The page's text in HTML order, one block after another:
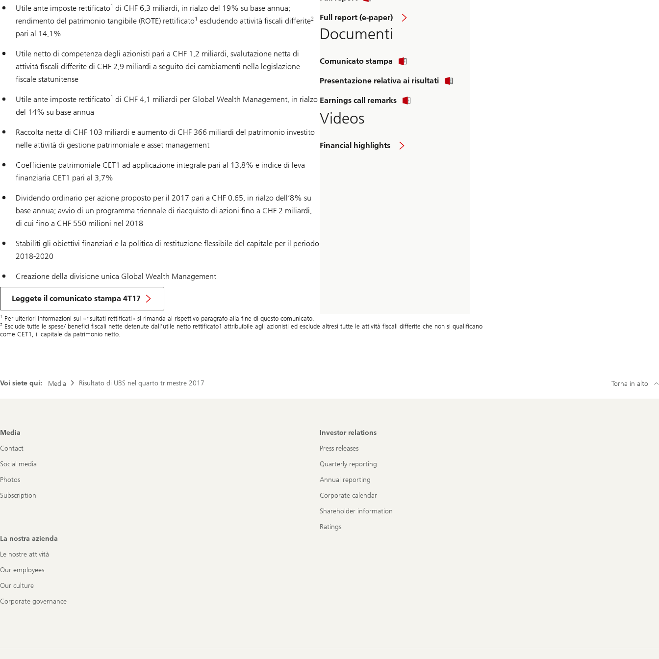
Utile ante imposte rettificato1 di CHF 6,3 miliardi, in rialzo del 19% su base annua;
rendimento del patrimonio tangibile (ROTE) rettificato1 escludendo attività fiscali differite2
pari al 14,1%
Utile netto di competenza degli azionisti pari a CHF 1,2 miliardi, svalutazione netta di
attività fiscali differite di CHF 2,9 miliardi a seguito dei cambiamenti nella legislazione
fiscale statunitense
Utile ante imposte rettificato1 di CHF 4,1 miliardi per Global Wealth Management, in rialzo
del 14% su base annua
Raccolta netta di CHF 103 miliardi e aumento di CHF 366 miliardi del patrimonio investito
nelle attività di gestione patrimoniale e asset management
Coefficiente patrimoniale CET1 ad applicazione integrale pari al 13,8% e indice di leva
finanziaria CET1 pari al 3,7%
Dividendo ordinario per azione proposto per il 2017 pari a CHF 0.65, in rialzo dell’8% su
base annua; avvio di un programma triennale di riacquisto di azioni fino a CHF 2 miliardi,
di cui fino a CHF 550 milioni nel 2018
Stabiliti gli obiettivi finanziari e la politica di restituzione flessibile del capitale per il periodo
2018-2020
Creazione della divisione unica Global Wealth Management
Leggete il comunicato stampa 4T17
Full report (e-paper)
Documenti
Comunicato stampa
Presentazione relativa ai risultati
Earnings call remarks
Videos
Financial highlights
1 Per ulteriori informazioni sui «risultati rettificati» si rimanda al rispettivo paragrafo alla fine di questo comunicato.
2 Esclude tutte le spese/ benefici fiscali nette detenute dall'utile netto rettificato1 attribuibile agli azionisti ed esclude altresì tutte le attività fiscali differite che non si qualificano
come CET1, il capitale da patrimonio netto.
Voi siete qui: Media Risultato di UBS nel quarto trimestre 2017 Torna in alto
Footer
Media
Contact
Social media
Photos
Subscription
Investor relations
Press releases
Quarterly reporting
Annual reporting
Corporate calendar
Shareholder information
Ratings
La nostra azienda
Le nostre attività
Our employees
Our culture
Corporate governance